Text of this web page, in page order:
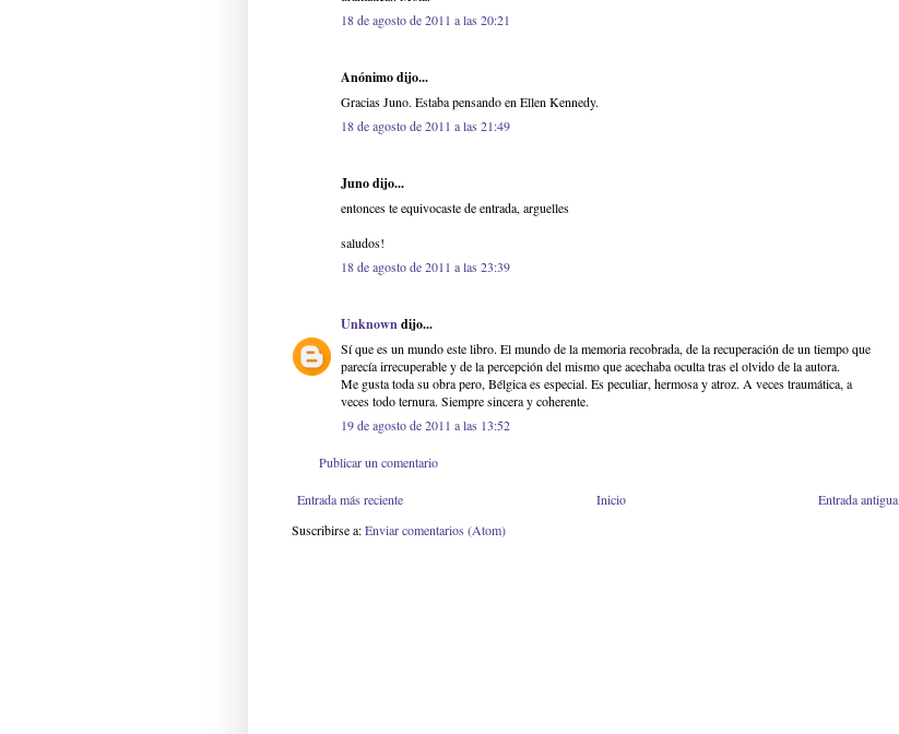
18 de agosto de 2011 a las 20:21
Anónimo dijo...
Gracias Juno. Estaba pensando en Ellen Kennedy.
18 de agosto de 2011 a las 21:49
Juno dijo...
entonces te equivocaste de entrada, arguelles
saludos!
18 de agosto de 2011 a las 23:39
Unknowndijo...
Sí que es un mundo este libro. El mundo de la memoria recobrada, de la recuperación de un tiempo que
parecía irrecuperable y de la percepción del mismo que acechaba oculta tras el olvido de la autora.
Me gusta toda su obra pero, Bélgica es especial. Es peculiar, hermosa y atroz. A veces traumática, a
veces todo ternura. Siempre sincera y coherente.
19 de agosto de 2011 a las 13:52
Publicar un comentario
Entrada más reciente Entrada antigua
Inicio
Suscribirse a:Enviar comentarios (Atom)